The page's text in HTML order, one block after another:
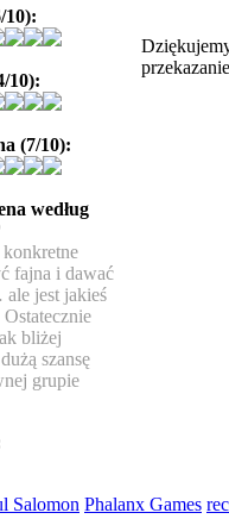
10):
10):
(7/10):
według
fajna i dawać
jest jakieś
Ostatecznie
bliżej
szansę
grupie
Salomon Phalanx Games